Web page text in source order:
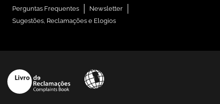
Perguntas Frequentes
Newsletter
Sugestões, Reclamações e Elogios